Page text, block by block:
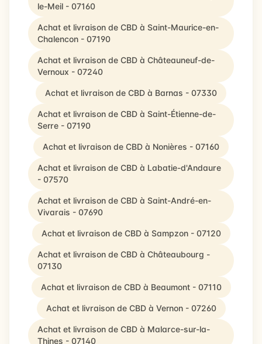
le-Meil - 07160
Achat et livraison de CBD à Saint-Maurice-en-
Chalencon - 07190
Achat et livraison de CBD à Châteauneuf-de-
Vernoux - 07240
Achat et livraison de CBD à Barnas - 07330
Achat et livraison de CBD à Saint-Étienne-de-
Serre - 07190
Achat et livraison de CBD à Nonières - 07160
Achat et livraison de CBD à Labatie-d'Andaure
- 07570
Achat et livraison de CBD à Saint-André-en-
Vivarais - 07690
Achat et livraison de CBD à Sampzon - 07120
Achat et livraison de CBD à Châteaubourg -
07130
Achat et livraison de CBD à Beaumont - 07110
Achat et livraison de CBD à Vernon - 07260
Achat et livraison de CBD à Malarce-sur-la-
Thines - 07140